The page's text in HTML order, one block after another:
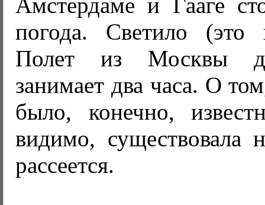
Амстердаме и Гааге
погода. Светило (это
Полет из Москвы
занимает два часа. О
было, конечно,
видимо, существовала
рассеется.